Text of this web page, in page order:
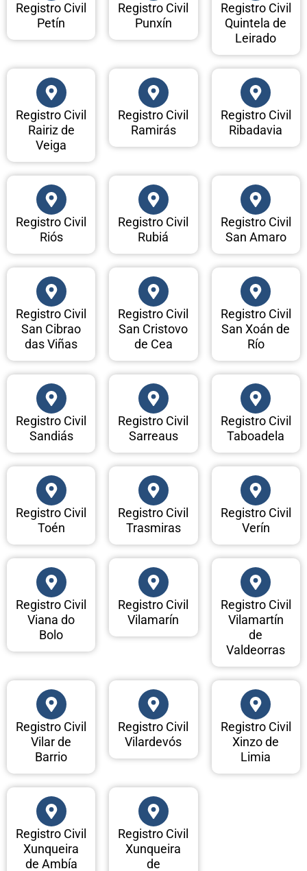
Registro Civil
Petín
Registro Civil
Punxín
Registro Civil
Quintela de
Leirado
Registro Civil
Rairiz de
Veiga
Registro Civil
Ramirás
Registro Civil
Ribadavia
Registro Civil
Riós
Registro Civil
Rubiá
Registro Civil
San Amaro
Registro Civil
San Cibrao
das Viñas
Registro Civil
San Cristovo
de Cea
Registro Civil
San Xoán de
Río
Registro Civil
Sandiás
Registro Civil
Sarreaus
Registro Civil
Taboadela
Registro Civil
Toén
Registro Civil
Trasmiras
Registro Civil
Verín
Registro Civil
Viana do
Bolo
Registro Civil
Vilamarín
Registro Civil
Vilamartín
de
Valdeorras
Registro Civil
Vilar de
Barrio
Registro Civil
Vilardevós
Registro Civil
Xinzo de
Limia
Registro Civil
Xunqueira
de Ambía
Registro Civil
Xunqueira
de